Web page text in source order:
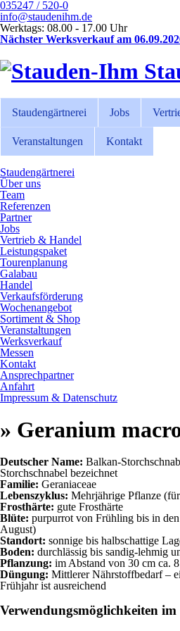
035247 / 520-0
info@staudenihm.de
Werktags: 08.00 - 17.00 Uhr
Nächster Werksverkauf am
Staudengärtnerei Jobs
Veranstaltungen Kontakt
Staudengärtnerei
Über uns
Team
Referenzen
Partner
Jobs
Vertrieb & Handel
Leistungspaket
Tourenplanung
Galabau
Handel
Verkaufsförderung
Wochenangebot
Sortiment & Shop
Veranstaltungen
Werksverkauf
Messen
Kontakt
Ansprechpartner
Anfahrt
Impressum & Datenschutz
» Geranium
Deutscher Name: Balkan-
Storchschnabel bezeichnet
Familie: Geraniaceae
Lebenszyklus: Mehrjährige Pflanze
Frosthärte: gute Frosthärte
Blüte: purpurrot von Frühling bis in
August)
Standort: sonnige bis halbschattige
Boden: durchlässig bis sandig-lehmig
Pflanzung: im Abstand von 30 cm ca.
Düngung: Mittlerer Nährstoffbedarf –
Frühjahr ist ausreichend
Verwendungsmöglichkeiten